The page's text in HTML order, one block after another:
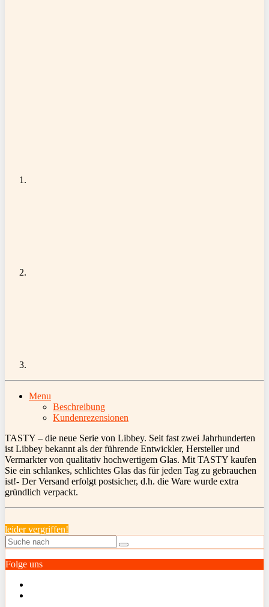
Menu
Beschreibung
Kundenrezensionen
TASTY – die neue Serie von Libbey. Seit fast zwei Jahrhunderten
ist Libbey bekannt als der führende Entwickler, Hersteller und
Vermarkter von qualitativ hochwertigem Glas. Mit TASTY kaufen
Sie ein schlankes, schlichtes Glas das für jeden Tag zu gebrauchen
ist!- Der Versand erfolgt postsicher, d.h. die Ware wurde extra
gründlich verpackt.
leider vergriffen!
Folge uns